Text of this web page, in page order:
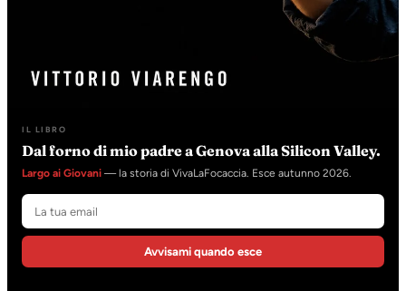
IL LIBRO
Dal forno di mio padre a Genova alla Silicon Valley.
Largo ai Giovani — la storia di VivaLaFocaccia. Esce autunno 2026.
Avvisami quando esce